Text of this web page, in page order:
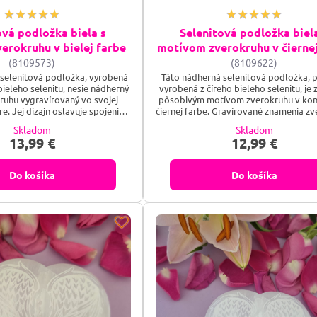
podložka biela s
v bielej farbe
(8109573)
podložka, vyrobená
selenitu, nesie nádherný
vygravírovaný vo svojej
Jej dizajn oslavuje spojenie
doplnkom pre milovníkov
energií. Univerzálne
vhodná pre tých, ktorí
duchovnou...
Skladom
13,99 €
Do košíka
Selenitová podložka
motívom zverokruhu v
(8109622)
Táto nádherná selenitová podložka,
vyrobená z číreho bieleho selenitu, je
pôsobivým motívom zverokruhu v
čiernej farbe. Gravírované znamenia
symboliky, čím oslavujú spojenie
hviezdami a duchovnými
podložka je ideálna na energetické
meditáciu alebo ako jedinečná
vášho domova.
Skladom
12,99 €
Do košíka